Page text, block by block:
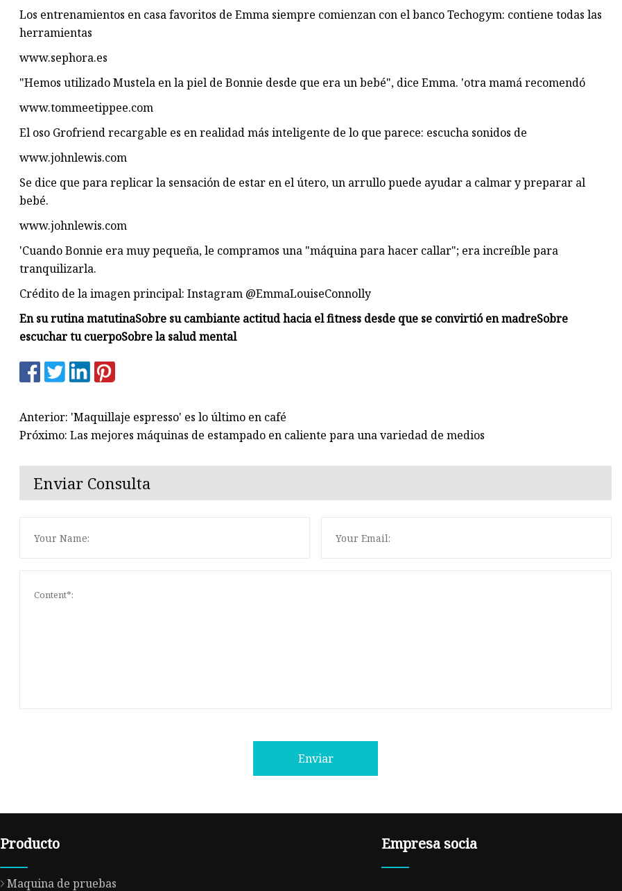
Los entrenamientos en casa favoritos de Emma siempre comienzan con el banco Techogym: contiene todas las
herramientas
www.sephora.es
"Hemos utilizado Mustela en la piel de Bonnie desde que era un bebé", dice Emma. 'otra mamá recomendó
www.tommeetippee.com
El oso Grofriend recargable es en realidad más inteligente de lo que parece: escucha sonidos de
www.johnlewis.com
Se dice que para replicar la sensación de estar en el útero, un arrullo puede ayudar a calmar y preparar al
bebé.
www.johnlewis.com
'Cuando Bonnie era muy pequeña, le compramos una "máquina para hacer callar"; era increíble para
tranquilizarla.
Crédito de la imagen principal: Instagram @EmmaLouiseConnolly
En su rutina matutinaSobre su cambiante actitud hacia el fitness desde que se convirtió en madreSobre
escuchar tu cuerpoSobre la salud mental
Anterior: 'Maquillaje espresso' es lo último en café
Próximo: Las mejores máquinas de estampado en caliente para una variedad de medios
Enviar Consulta
Enviar
Producto
Maquina de pruebas
Empresa socia